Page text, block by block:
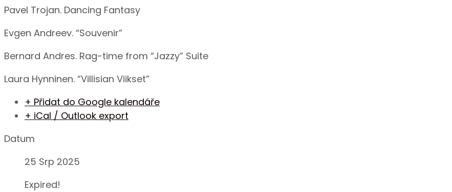
Pavel Trojan. Dancing Fantasy
Evgen Andreev. “Souvenir”
Bernard Andres. Rag-time from “Jazzy” Suite
Laura Hynninen. “Villisian Viikset”
+ Přidat do Google kalendáře
+ iCal / Outlook export
Datum
25 Srp 2025
Expired!